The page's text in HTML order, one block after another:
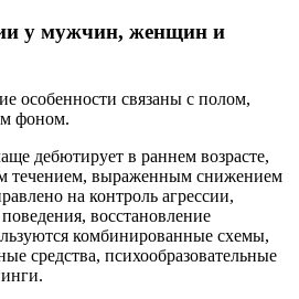
у мужчин, женщин и
особенности связаны с полом,
фоном.
дебютирует в раннем возрасте,
течением, выраженным снижением
на контроль агрессии,
восстановление
комбинированные схемы,
средства, психообразовательные